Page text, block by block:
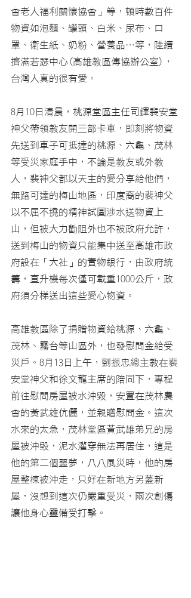
會老人福利關懷協會」等，頓時數百件
物資如泡麵、罐頭、白米、尿布、口
罩、衛生紙、奶粉、營養品…等，陸續
擠滿若瑟中心(高雄教區傳協辦公室)，
台灣人真的很有愛。
8月10日清晨，桃源堂區主任司鐸裴安堂
神父帶領教友開三部卡車，即刻將物資
先送到車子可抵達的桃源、六龜、茂林
等受災家庭手中，不論是教友或外教
人，裴神父都以天主的愛分享給他們，
無路可達的梅山地區，印度裔的裴神父
以不屈不撓的精神試圖涉水送物資上
山，但被大力勸阻外也不被政府允許，
送到梅山的物資只能集中送至高雄市政
府設在「大社」的實物銀行，由政府統
籌，直升機每次僅可載重1000公斤，政
府須分梯送出這些愛心物資。
高雄教區除了捐贈物資給桃源、六龜、
茂林、霧台等山區外，也發慰問金給受
災戶。8月13日上午，劉振忠總主教在裴
安堂神父和徐文龍主席的陪同下，專程
前往慰問房屋被水沖毀，安置在茂林農
會的黃武雄伉儷，並親贈慰問金。這次
水來的太急，茂林堂區黃武雄弟兄的房
屋被沖毀，泥水灌穿無法再居住，這是
他的第二個噩夢，八八風災時，他的房
屋整棟被沖走，只好在新地方另蓋新
屋，沒想到這次仍嚴重受災，兩次創傷
讓他身心靈備受打擊。